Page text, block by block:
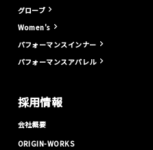
グローブ
Women's
パフォーマンスインナー
パフォーマンスアパレル
採用情報
会社概要
ORIGIN-WORKS